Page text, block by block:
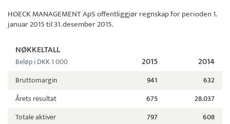
HOECK MANAGEMENT ApSoffentliggjør regnskap for perioden 1.
januar 2015 til 31. desember 2015.
NØKKELTALL
Beløp i DKK 1 000 2015 2014
Bruttomargin 941
632
Årets resultat
675
28.037
Totale aktiver
797
608